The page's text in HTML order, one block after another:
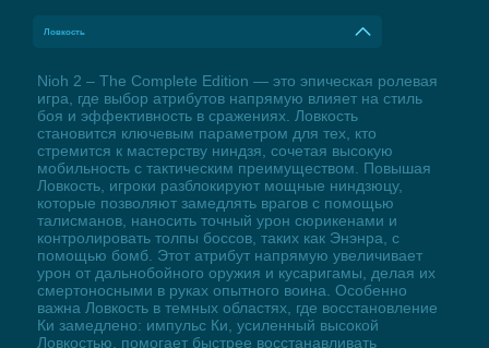
Ловкость
Nioh 2 – The Complete Edition — это эпическая ролевая
игра, где выбор атрибутов напрямую влияет на стиль
боя и эффективность в сражениях. Ловкость
становится ключевым параметром для тех, кто
стремится к мастерству ниндзя, сочетая высокую
мобильность с тактическим преимуществом. Повышая
Ловкость, игроки разблокируют мощные ниндзюцу,
которые позволяют замедлять врагов с помощью
талисманов, наносить точный урон сюрикенами и
контролировать толпы боссов, таких как Энэнра, с
помощью бомб. Этот атрибут напрямую увеличивает
урон от дальнобойного оружия и кусаригамы, делая их
смертоносными в руках опытного воина. Особенно
важна Ловкость в темных областях, где восстановление
Ки замедлено: импульс Ки, усиленный высокой
Ловкостью, помогает быстрее восстанавливать